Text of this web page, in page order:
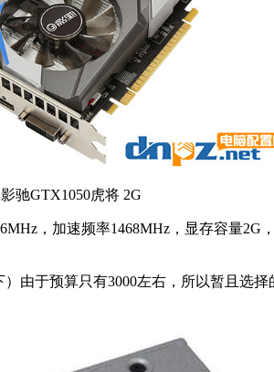
影驰GTX1050虎将 2G
，加速频率1468MHz，显存容量
由于预算只有3000左右，所以暂且选